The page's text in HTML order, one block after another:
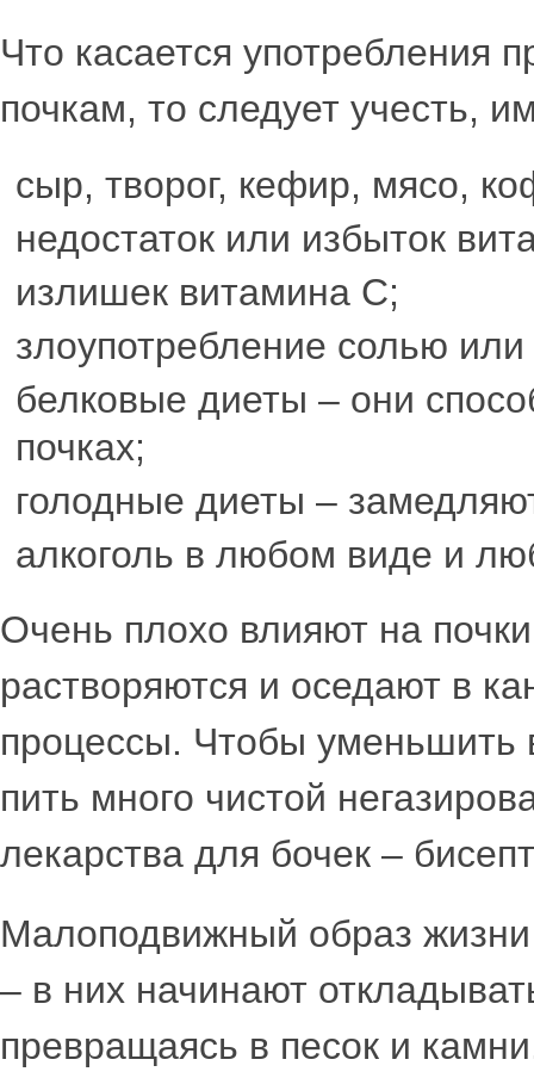
Что касается употребления
почкам, то следует учесть,
сыр, творог, кефир, мясо,
недостаток или избыток
излишек витамина С;
злоупотребление солью
белковые диеты – они
почках;
голодные диеты –
алкоголь в любом виде и
Очень плохо влияют на
растворяются и оседают в
процессы. Чтобы уменьшить
пить много чистой
лекарства для бочек –
Малоподвижный образ жизни
– в них начинают
превращаясь в песок и